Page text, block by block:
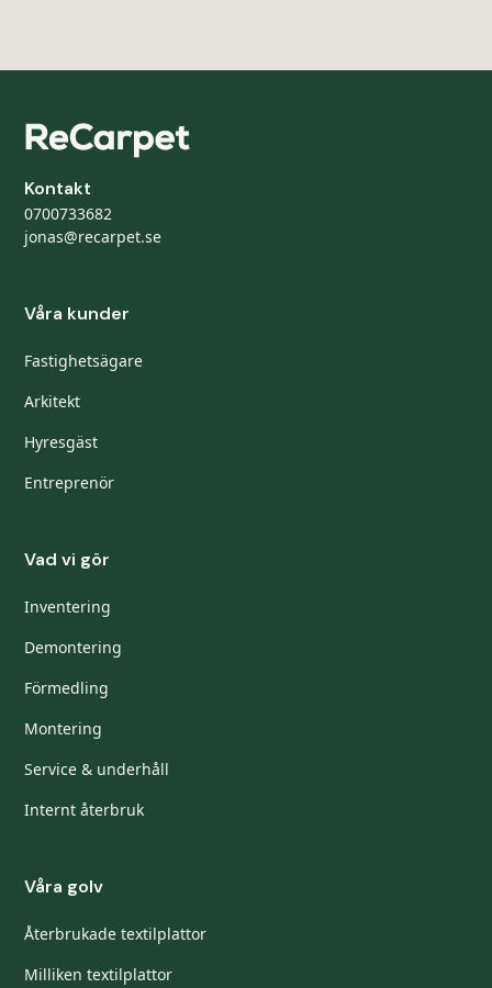
Kontakt
0700733682
jonas@recarpet.se
Våra kunder
Fastighetsägare
Arkitekt
Hyresgäst
Entreprenör
Vad vi gör
Inventering
Demontering
Förmedling
Montering
Service & underhåll
Internt återbruk
Våra golv
Återbrukade textilplattor
Milliken textilplattor